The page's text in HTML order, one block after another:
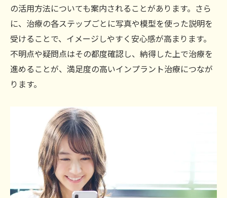
の活用方法についても案内されることがあります。さら
に、治療の各ステップごとに写真や模型を使った説明を
受けることで、イメージしやすく安心感が高まります。
不明点や疑問点はその都度確認し、納得した上で治療を
進めることが、満足度の高いインプラント治療につなが
ります。